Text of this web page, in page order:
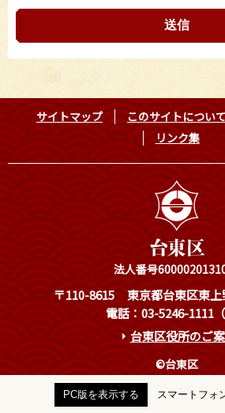
サイトマップ このサイトについて
リンク集
法人番号
〒110-8615
東京都台東区東
電話：03-5246-1111（
台東区役所のご
©台東区
PC版を表示する スマートフォ